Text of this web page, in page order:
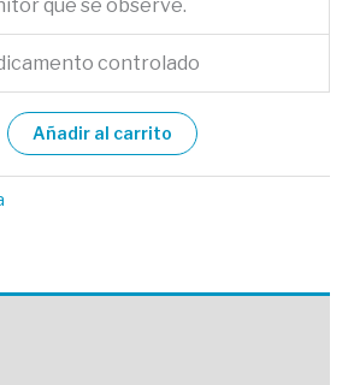
que se observe.
controlado
Añadir al carrito